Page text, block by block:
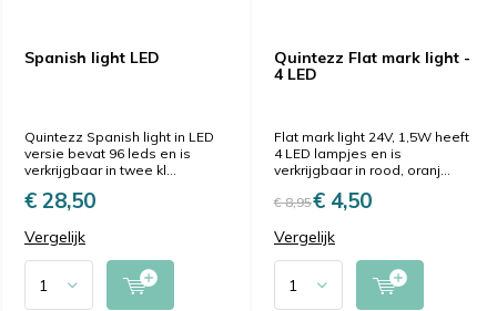
Spanish light LED
Quintezz Spanish light in LED
versie bevat 96 leds en is
verkrijgbaar in twee kl...
€ 28,50
Vergelijk
Quintezz Flat mark light -
4 LED
Flat mark light 24V, 1,5W heeft
4 LED lampjes en is
verkrijgbaar in rood, oranj...
€ 8,95€ 4,50
Vergelijk